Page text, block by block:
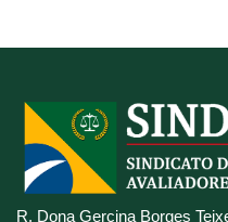
R. Dona Gercina Borges